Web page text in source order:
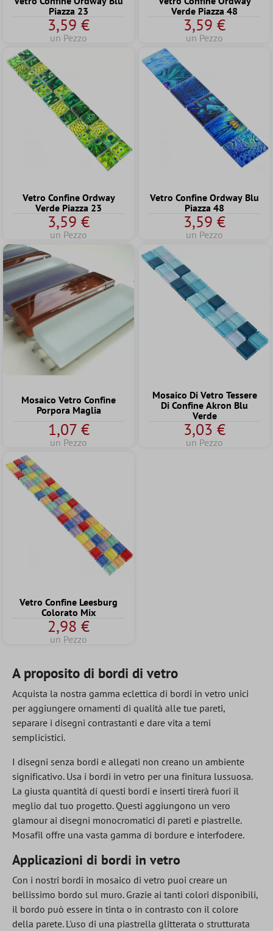
Piazza 23
3,59 €
un Pezzo
Verde Piazza 48
3,59 €
un Pezzo
Vetro Confine Ordway
Verde Piazza 23
3,59 €
un Pezzo
Vetro Confine Ordway Blu
Piazza 48
3,59 €
un Pezzo
Mosaico Vetro Confine
Porpora Maglia
1,07 €
un Pezzo
Mosaico Di Vetro Tessere
Di Confine Akron Blu
Verde
3,03 €
un Pezzo
Vetro Confine Leesburg
Colorato Mix
2,98 €
un Pezzo
A proposito di bordi di vetro
Acquista la nostra gamma eclettica di bordi in vetro unici
per aggiungere ornamenti di qualità alle tue pareti,
separare i disegni contrastanti e dare vita a temi
semplicistici.
I disegni senza bordi e allegati non creano un ambiente
significativo. Usa i bordi in vetro per una finitura lussuosa.
La giusta quantità di questi bordi e inserti tirerà fuori il
meglio dal tuo progetto. Questi aggiungono un vero
glamour ai disegni monocromatici di pareti e piastrelle.
Mosafil offre una vasta gamma di bordure e interfodere.
Applicazioni di bordi in vetro
Con i nostri bordi in mosaico di vetro puoi creare un
bellissimo bordo sul muro. Grazie ai tanti colori disponibili,
il bordo può essere in tinta o in contrasto con il colore
della parete. L'uso di una piastrella glitterata o strutturata